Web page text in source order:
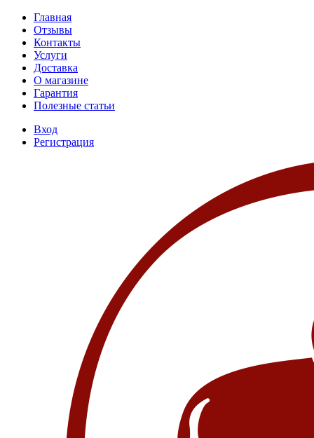
Главная
Отзывы
Контакты
Услуги
Доставка
О магазине
Гарантия
Полезные статьи
Вход
Регистрация